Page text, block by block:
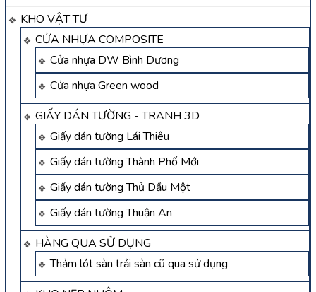
KHO VẬT TƯ
CỬA NHỰA COMPOSITE
Cửa nhựa DW Bình Dương
Cửa nhựa Green wood
GIẤY DÁN TƯỜNG - TRANH 3D
Giấy dán tường Lái Thiêu
Giấy dán tường Thành Phố Mới
Giấy dán tường Thủ Dầu Một
Giấy dán tường Thuận An
HÀNG QUA SỬ DỤNG
Thảm lót sàn trải sàn cũ qua sử dụng